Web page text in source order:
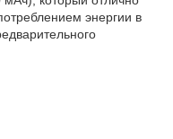
энергии в